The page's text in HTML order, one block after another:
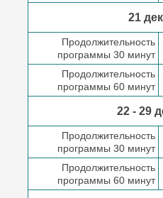
21
Продолжительность
программы 30 минут
Продолжительность
программы 60 минут
22 - 29
Продолжительность
программы 30 минут
Продолжительность
программы 60 минут